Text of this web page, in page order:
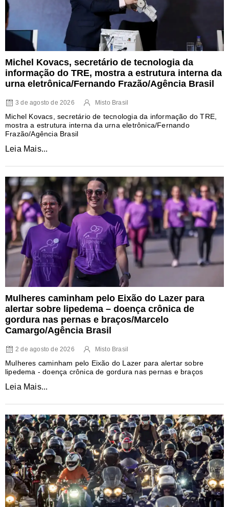
Michel Kovacs, secretário de tecnologia da
informação do TRE, mostra a estrutura interna da
urna eletrônica/Fernando Frazão/Agência Brasil
3 de agosto de 2026 Misto Brasil
Michel Kovacs, secretário de tecnologia da informação do TRE,
mostra a estrutura interna da urna eletrônica/Fernando
Frazão/Agência Brasil
Leia Mais...
Mulheres caminham pelo Eixão do Lazer para
alertar sobre lipedema – doença crônica de
gordura nas pernas e braços/Marcelo
Camargo/Agência Brasil
2 de agosto de 2026 Misto Brasil
Mulheres caminham pelo Eixão do Lazer para alertar sobre
lipedema - doença crônica de gordura nas pernas e braços
Leia Mais...